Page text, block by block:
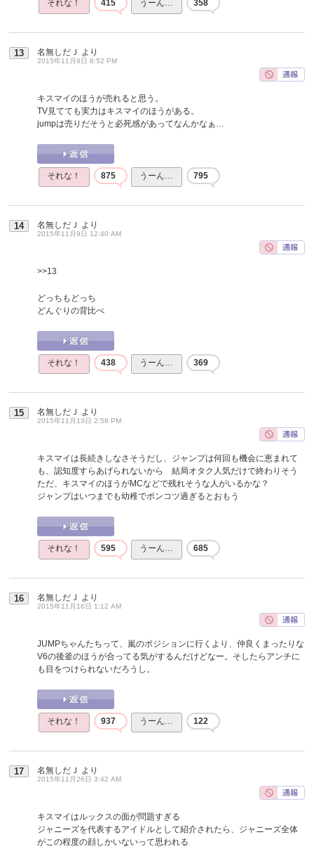
それな！ 415 うーん… 358
13 名無しだＪ より
2015年11月8日 8:52 PM
キスマイのほうが売れると思う。
TV見てても実力はキスマイのほうがある。
jumpは売りだそうと必死感があってなんかなぁ…
それな！ 875 うーん… 795
14 名無しだＪ より
2015年11月9日 12:40 AM
>>13
どっちもどっち
どんぐりの背比べ
それな！ 438 うーん… 369
15 名無しだＪ より
2015年11月13日 2:58 PM
キスマイは長続きしなさそうだし、ジャンプは何回も機会に恵まれて
も、認知度すらあげられないから 結局オタク人気だけで終わりそう
ただ、キスマイのほうがMCなどで残れそうな人がいるかな？
ジャンプはいつまでも幼稚でポンコツ過ぎるとおもう
それな！ 595 うーん… 685
16 名無しだＪ より
2015年11月16日 1:12 AM
JUMPちゃんたちって、嵐のポジションに行くより、仲良くまったりな
V6の後釜のほうが合ってる気がするんだけどなー。そしたらアンチに
も目をつけられないだろうし。
それな！ 937 うーん… 122
17 名無しだＪ より
2015年11月26日 3:42 AM
キスマイはルックスの面が問題すぎる
ジャニーズを代表するアイドルとして紹介されたら、ジャニーズ全体
がこの程度の顔しかいないって思われる